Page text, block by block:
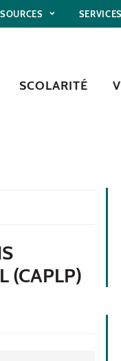
SCOLARITÉ
(CAPLP)